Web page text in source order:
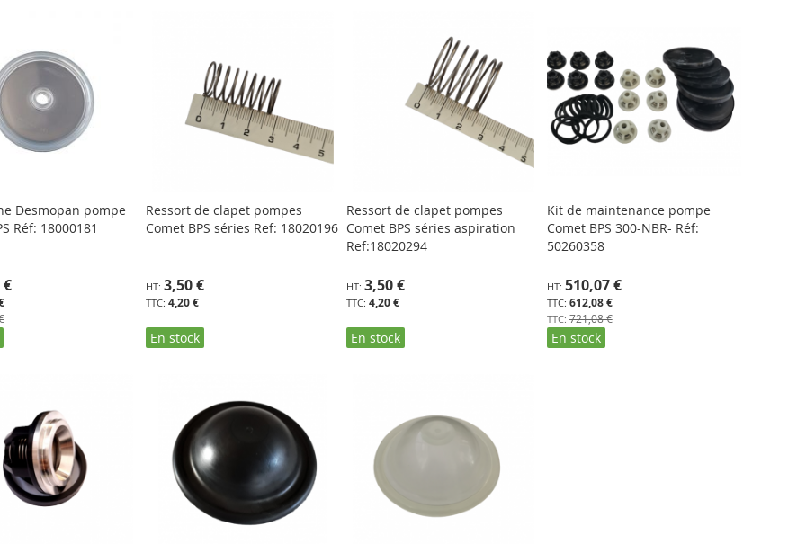
Desmopan pompe
Réf: 18000181
€
Ressort de clapet pompes
Comet BPS séries Ref: 18020196
4,20 €
3,50 €
En stock
Ressort de clapet pompes
Comet BPS séries aspiration
Ref:18020294
4,20 €
3,50 €
En stock
Kit de maintenance pompe
Comet BPS 300-NBR- Réf:
50260358
Spécial612,08 €
510,07 €
721,08 €
En stock